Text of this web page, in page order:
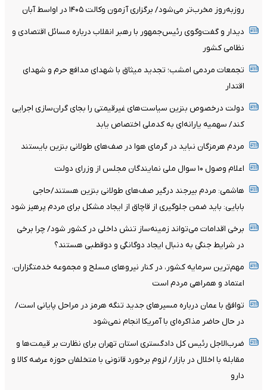
روزبه‌روز مخرب‌تر می‌شود/ برگزاری آزمون وکالت ۱۴۰۵ در اواسط آبان
دیدار و گفت‌وگوی رئیس‌جمهور با رهبر انقلاب درباره مسائل اقتصادی و
نظامی کشور
تجمعات مردمی امشب؛ تجدید میثاق با شهدای مدافع حرم و شهدای
اقتدار
دولت درخصوص بنزین سیاست‌های غیرقیمتی را بجای گران‌سازی اجرایی
کند/ سهمیه یارانه‌ای به کدملی اختصاص یابد
مردم هرمزگان نباید در گرمای هوا در صف‌های طولانی بنزین بایستند
اعلام وصول ۱۰ سوال ملی نمایندگان مجلس از وزرای دولت
هاشمی: مردم بیرجند درگیر صف‌های طولانی بنزین هستند/حاجی
بابایی: باید ضمن جلوگیری از قاچاق از ایجاد مشکل برای مردم پرهیز شود
برخی اقدامات می‌تواند زمینه‌ساز تنش داخلی در کشور شود/ چرا برخی
در شرایط جنگی به دنبال ایجاد دوگانگی و دوقطبی هستند؟
مهم‌ترین سرمایه کشور، در کنار نیروهای مسلح و مجموعه خدمتگزاران،
اعتماد و همراهی مردم است
توافق با عمان درباره مسیرهای جدید تنگه هرمز در مراحل پایانی است/
در حال حاضر مذاکره‌ای با آمریکا انجام نمی‌شود
ضرب‌الاجل رئیس کل دادگستری استان تهران برای نظارت بر قیمت‌ها و
مقابله با اخلال در بازار/ لزوم برخورد قانونی با متخلفان حوزه عرضه کالا و
دارو